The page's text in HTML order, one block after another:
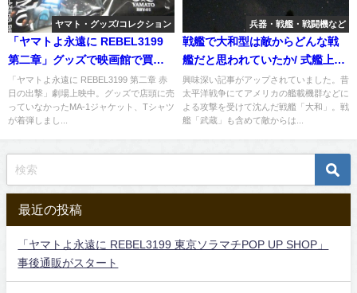
ヤマト・グッズ/コレクション
「ヤマトよ永遠に REBEL3199
第二章」グッズで映画館で買え
なかったMA-1ジャケットとTシ
ャツが着弾
「ヤマトよ永遠に REBEL3199 第二章 赤
日の出撃」劇場上映中。グッズで店頭に売
っていなかったMA-1ジャケット、Tシャツ
が着弾しまし...
兵器・戦艦・戦闘機など
戦艦で大和型は敵からどんな戦
艦だと思われていたか/ 式艦上戦
闘機（零戦）二一型の複座改造
機が4年ぶり再展示へ
興味深い記事がアップされていました。昔
太平洋戦争にてアメリカの艦載機群などに
よる攻撃を受けて沈んだ戦艦「大和」。戦
艦「武蔵」も含めて敵からは...
最近の投稿
「ヤマトよ永遠に REBEL3199 東京ソラマチPOP UP SHOP」
事後通販がスタート